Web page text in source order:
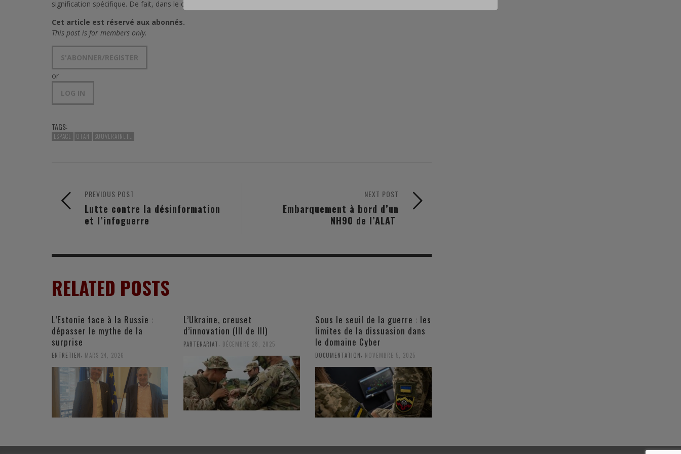
signification spécifique. De fait, dans le contexte de tension spatiale de ces derni . . .
Cet article est réservé aux abonnés.
This post is for members only.
S'ABONNER/REGISTER
or
LOG IN
TAGS:
ESPACE OTAN SOUVERAINETE
NEXT POST
Embarquement à bord d’un
NH90 de l’ALAT
PREVIOUS POST
Lutte contre la désinformation
et l’infoguerre
RELATED POSTS
L’Estonie face à la Russie :
dépasser le mythe de la
surprise
ENTRETIEN, MARS 24, 2026
L’Ukraine, creuset
d’innovation (III de III)
PARTENARIAT, DÉCEMBRE 28, 2025
Sous le seuil de la guerre : les
limites de la dissuasion dans
le domaine Cyber
DOCUMENTATION, NOVEMBRE 5, 2025